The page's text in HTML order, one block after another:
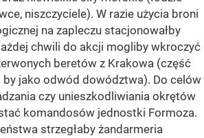
niszczyciele). W razie użycia broni
na zapleczu stacjonowałby
chwili do akcji mogliby wkroczyć
beretów z Krakowa (część
by jako odwód dowództwa). Do celów
czy unieszkodliwiania okrętów
komandosów jednostki Formoza.
strzegłaby żandarmeria